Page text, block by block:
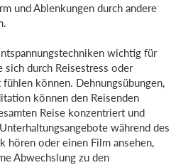
und Ablenkungen durch andere
wichtig für
sich durch Reisestress oder
können. Dehnungsübungen,
können den Reisenden
Reise konzentriert und
während des
hören oder einen Film ansehen,
Abwechslung zu den